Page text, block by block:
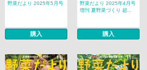
野菜だより 2025年5月号
購入
野菜だより 2025年4月号
増刊 夏野菜づくり 超...
購入